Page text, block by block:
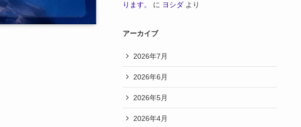
ります。
に ヨシダ より
アーカイブ
2026年7月
2026年6月
2026年5月
2026年4月